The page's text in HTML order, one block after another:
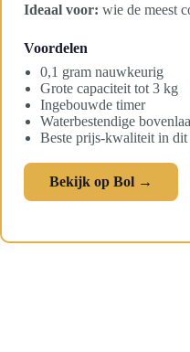
Ideaal voor: wie de meest
Voordelen
0,1 gram nauwkeurig
Grote capaciteit tot 3 kg
Ingebouwde timer
Waterbestendige
Beste prijs-kwaliteit in
Bekijk op Bol →